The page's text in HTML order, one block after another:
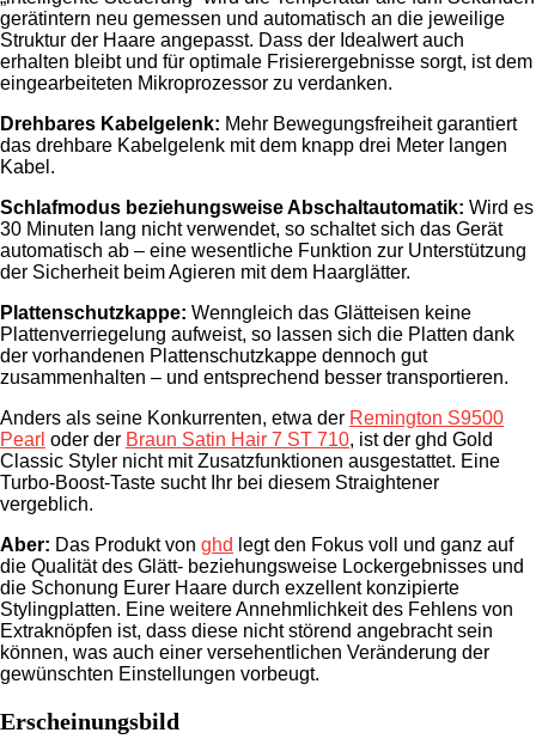
gerätintern neu gemessen und automatisch an die jeweilige
Struktur der Haare angepasst. Dass der Idealwert auch
erhalten bleibt und für optimale Frisierergebnisse sorgt, ist dem
eingearbeiteten Mikroprozessor zu verdanken.
Drehbares Kabelgelenk: Mehr Bewegungsfreiheit garantiert
das drehbare Kabelgelenk mit dem knapp drei Meter langen
Kabel.
Schlafmodus beziehungsweise Abschaltautomatik: Wird es
30 Minuten lang nicht verwendet, so schaltet sich das Gerät
automatisch ab – eine wesentliche Funktion zur Unterstützung
der Sicherheit beim Agieren mit dem Haarglätter.
Plattenschutzkappe: Wenngleich das Glätteisen keine
Plattenverriegelung aufweist, so lassen sich die Platten dank
der vorhandenen Plattenschutzkappe dennoch gut
zusammenhalten – und entsprechend besser transportieren.
Anders als seine Konkurrenten, etwa der Remington S9500
Pearl oder der Braun Satin Hair 7 ST 710, ist der ghd Gold
Classic Styler nicht mit Zusatzfunktionen ausgestattet. Eine
Turbo-Boost-Taste sucht Ihr bei diesem Straightener
vergeblich.
Aber: Das Produkt von ghd legt den Fokus voll und ganz auf
die Qualität des Glätt- beziehungsweise Lockergebnisses und
die Schonung Eurer Haare durch exzellent konzipierte
Stylingplatten. Eine weitere Annehmlichkeit des Fehlens von
Extraknöpfen ist, dass diese nicht störend angebracht sein
können, was auch einer versehentlichen Veränderung der
gewünschten Einstellungen vorbeugt.
Erscheinungsbild